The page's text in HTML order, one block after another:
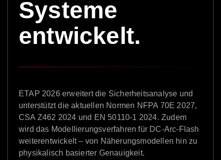
Systeme
entwickelt.
ETAP 2026 erweitert die Sicherheitsanalyse und
unterstützt die aktuellen Normen NFPA 70E 2027,
CSA Z462 2024 und EN 50110-1 2024. Zudem
wird das Modellierungsverfahren für DC-Arc-Flash
weiterentwickelt – von Näherungsmodellen hin zu
physikalisch basierter Genauigkeit.